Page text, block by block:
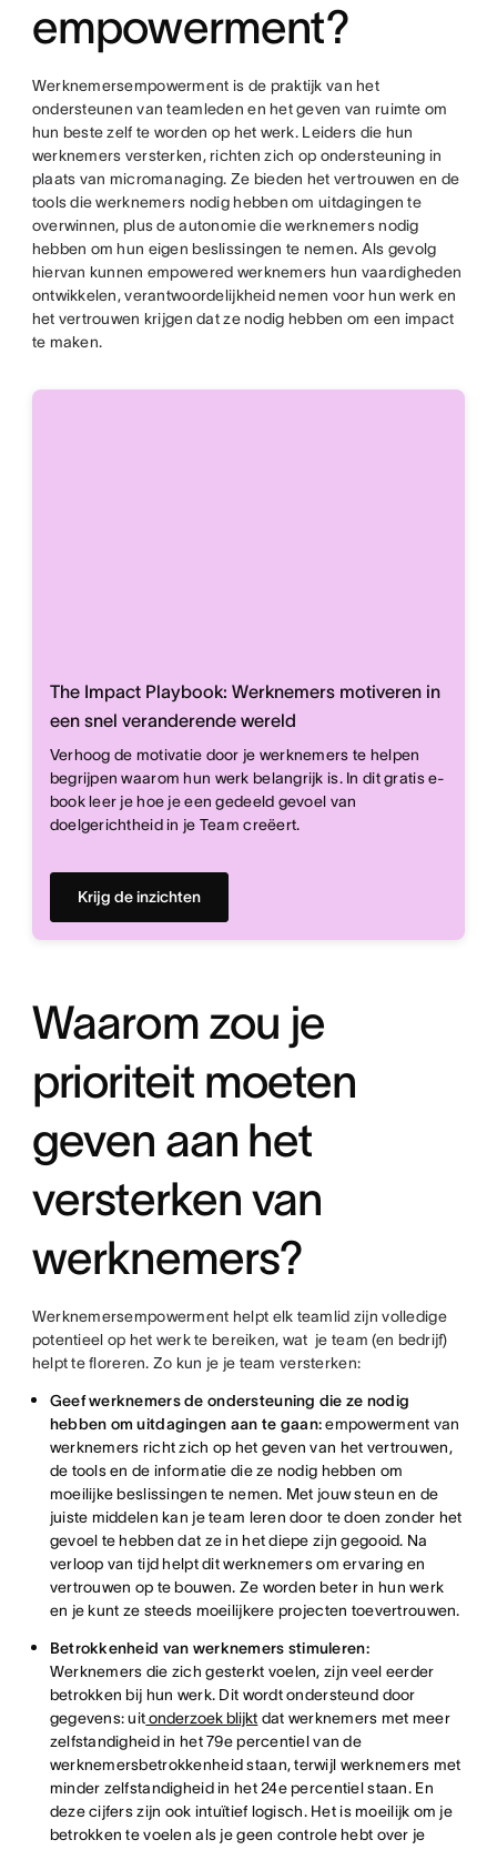
empowerment?
Werknemersempowerment is de praktijk van het
ondersteunen van teamleden en het geven van ruimte om
hun beste zelf te worden op het werk. Leiders die hun
werknemers versterken, richten zich op ondersteuning in
plaats van micromanaging. Ze bieden het vertrouwen en de
tools die werknemers nodig hebben om uitdagingen te
overwinnen, plus de autonomie die werknemers nodig
hebben om hun eigen beslissingen te nemen. Als gevolg
hiervan kunnen empowered werknemers hun vaardigheden
ontwikkelen, verantwoordelijkheid nemen voor hun werk en
het vertrouwen krijgen dat ze nodig hebben om een impact
te maken.
The Impact Playbook: Werknemers motiveren in
een snel veranderende wereld
Verhoog de motivatie door je werknemers te helpen
begrijpen waarom hun werk belangrijk is. In dit gratis e-
book leer je hoe je een gedeeld gevoel van
doelgerichtheid in je Team creëert.
Krijg de inzichten
Waarom zou je
prioriteit moeten
geven aan het
versterken van
werknemers?
Werknemersempowerment helpt elk teamlid zijn volledige
potentieel op het werk te bereiken, wat je team (en bedrijf)
helpt te floreren. Zo kun je je team versterken:
Geef werknemers de ondersteuning die ze nodig
hebben om uitdagingen aan te gaan:empowerment van
werknemers richt zich op het geven van het vertrouwen,
de tools en de informatie die ze nodig hebben om
moeilijke beslissingen te nemen. Met jouw steun en de
juiste middelen kan je team leren door te doen zonder het
gevoel te hebben dat ze in het diepe zijn gegooid. Na
verloop van tijd helpt dit werknemers om ervaring en
vertrouwen op te bouwen. Ze worden beter in hun werk
en je kunt ze steeds moeilijkere projecten toevertrouwen.
Betrokkenheid van werknemers stimuleren:
Werknemers die zich gesterkt voelen, zijn veel eerder
betrokken bij hun werk. Dit wordt ondersteund door
gegevens: uitonderzoek blijkt dat werknemers met meer
zelfstandigheid in het 79e percentiel van de
werknemersbetrokkenheid staan, terwijl werknemers met
minder zelfstandigheid in het 24e percentiel staan. En
deze cijfers zijn ook intuïtief logisch. Het is moeilijk om je
betrokken te voelen als je geen controle hebt over je